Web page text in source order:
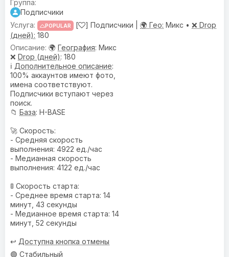
Подписчики
POPULAR [ ] Подписчики | 🌍 Гео: Микс • ❌ Drop
(дней): 180
🌍 География: Микс
❌ Drop (дней): 180
ℹ️ Дополнительное описание:
100% аккаунтов имеют фото,
имена соответствуют.
Подписчики вступают через
поиск.
📁 База: H-BASE
🚀 Скорость:
- Средняя скорость
выполнения: 4922 ед./час
- Медианная скорость
выполнения: 4122 ед./час
🚦 Скорость старта:
- Среднее время старта: 14
минут, 43 секунды
- Медианное время старта: 14
минут, 52 секунды
↩️ Доступна кнопка отмены
🟢 Стабильный